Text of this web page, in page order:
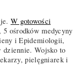
W gotowości
, 5 ośrodków medycyny
i Epidemiologii,
dziennie. Wojsko to
pielęgniarek i